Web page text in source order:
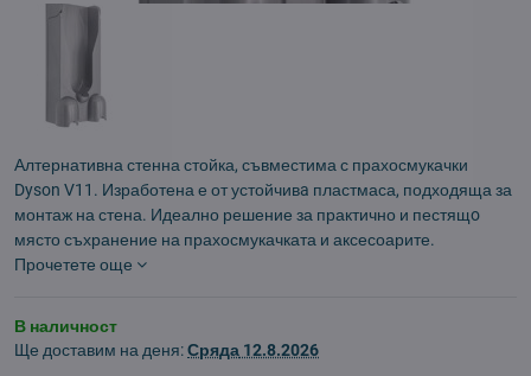
Алтернативна стенна стойка, съвместима с прахосмукачки
Dyson V11. Изработена е от устойчивa пластмаса, подходяща за
монтаж на стена. Идеално решение за практично и пестящo
място съхранение на прахосмукачката и аксесоарите.
Прочетете още
В наличност
Ще доставим на деня:Сряда 12.8.2026